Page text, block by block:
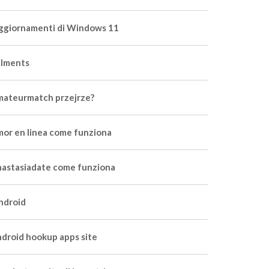
di Windows 11
przejrze?
en linea come funziona
come funziona
hookup apps site